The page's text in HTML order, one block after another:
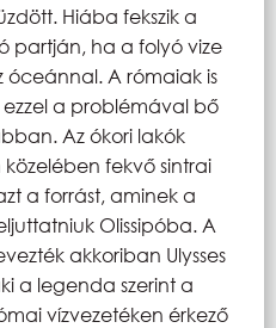
Hiába fekszik a
partján, ha a folyó vize
óceánnal. A rómaiak is
a problémával bő
Az ókori lakók
fekvő sintrai
a forrást, aminek a
Olissipóba. A
akkoriban Ulysses
a legenda szerint a
vízvezetéken érkező